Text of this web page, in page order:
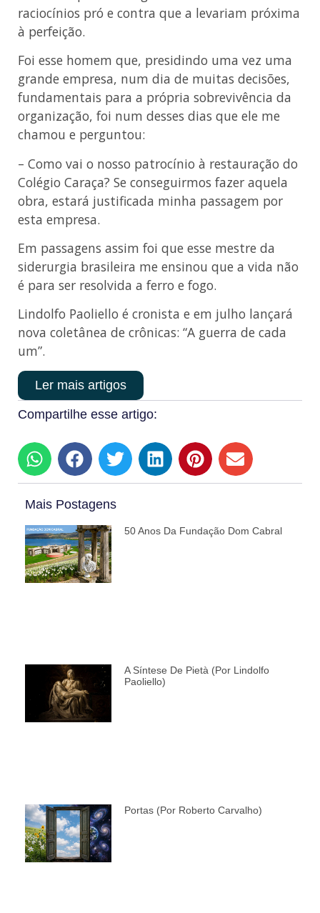
raciocínios pró e contra que a levariam próxima
à perfeição.
Foi esse homem que, presidindo uma vez uma
grande empresa, num dia de muitas decisões,
fundamentais para a própria sobrevivência da
organização, foi num desses dias que ele me
chamou e perguntou:
– Como vai o nosso patrocínio à restauração do
Colégio Caraça? Se conseguirmos fazer aquela
obra, estará justificada minha passagem por
esta empresa.
Em passagens assim foi que esse mestre da
siderurgia brasileira me ensinou que a vida não
é para ser resolvida a ferro e fogo.
Lindolfo Paoliello é cronista e em julho lançará
nova coletânea de crônicas: “A guerra de cada
um”.
Ler mais artigos
Compartilhe esse artigo:
Mais Postagens
50 Anos Da Fundação Dom Cabral
A Síntese De Pietà (por Lindolfo
Paoliello)
Portas (por Roberto Carvalho)